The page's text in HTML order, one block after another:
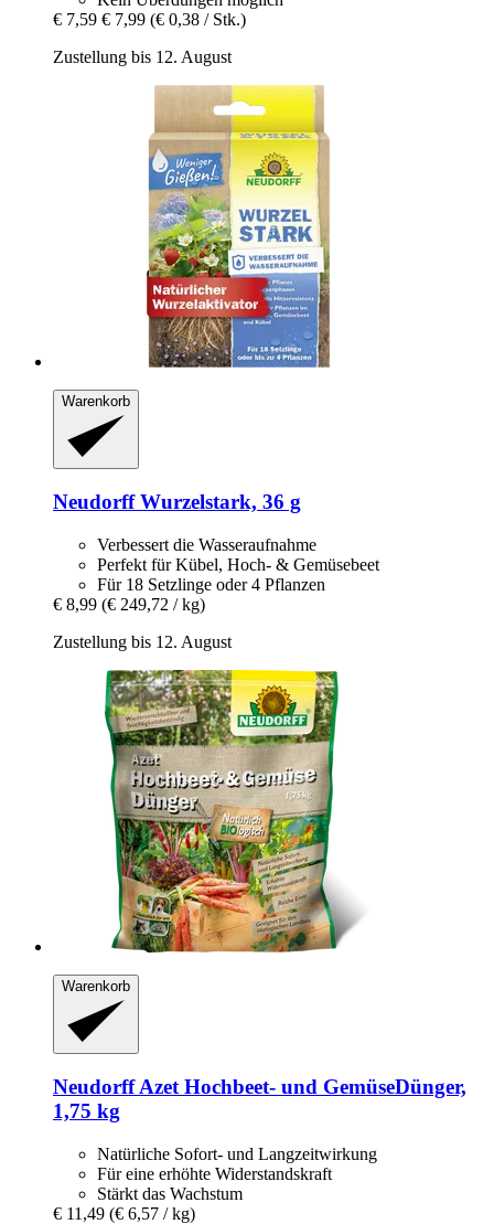
€ 7,59 € 7,99 (€ 0,38 / Stk.)
Zustellung bis 12. August
Warenkorb
NeudorffWurzelstark, 36 g
Verbessert die Wasseraufnahme
Perfekt für Kübel, Hoch- & Gemüsebeet
Für 18 Setzlinge oder 4 Pflanzen
€ 8,99 (€ 249,72 / kg)
Zustellung bis 12. August
Warenkorb
NeudorffAzet Hochbeet-​ und GemüseDünger,
1,75 kg
Natürliche Sofort- und Langzeitwirkung
Für eine erhöhte Widerstandskraft
Stärkt das Wachstum
€ 11,49 (€ 6,57 / kg)